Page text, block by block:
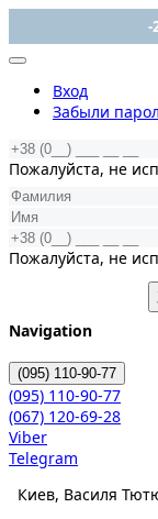
-
Вход
Забыли
Пожалуйста, не
Пожалуйста, не
Navigation
(095) 110-90-77
(095) 110-90-77
(067) 120-69-28
Viber
Telegram
Киев, Василя